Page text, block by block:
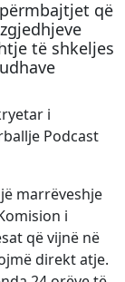
që
të shkeljes
i
Podcast
marrëveshje
i
që vijnë në
direkt atje.